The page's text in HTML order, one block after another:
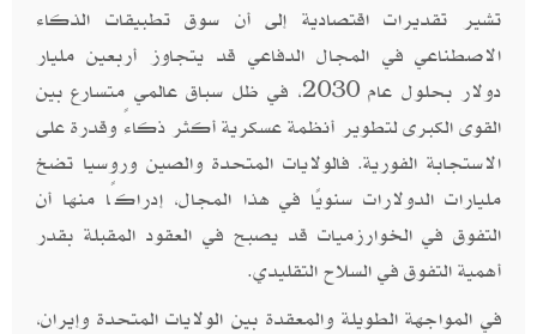
تشير تقديرات اقتصادية إلى أن سوق تطبيقات الذكاء
الاصطناعي في المجال الدفاعي قد يتجاوز أربعين مليار
دولار بحلول عام 2030، في ظل سباق عالمي متسارع بين
القوى الكبرى لتطوير أنظمة عسكرية أكثر ذكاءً وقدرة على
الاستجابة الفورية. فالولايات المتحدة والصين وروسيا تضخ
مليارات الدولارات سنويًا في هذا المجال، إدراكًا منها أن
التفوق في الخوارزميات قد يصبح في العقود المقبلة بقدر
أهمية التفوق في السلاح التقليدي.
في المواجهة الطويلة والمعقدة بين الولايات المتحدة وإيران،